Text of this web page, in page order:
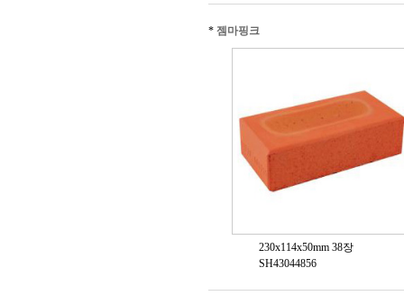
* 젬마핑크
230x114x50mm 38장
SH43044856